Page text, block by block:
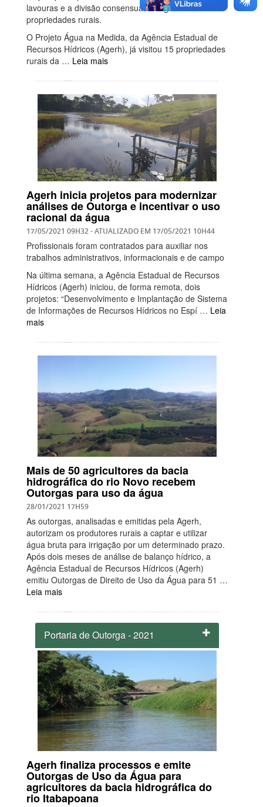
lavouras e a divisão consensual da água entre as
propriedades rurais.
O Projeto Água na Medida, da Agência Estadual de
Recursos Hídricos (Agerh), já visitou 15 propriedades
rurais da … Leia mais
Agerh inicia projetos para modernizar
análises de Outorga e incentivar o uso
racional da água
17/05/2021 09H32- ATUALIZADO EM 17/05/2021 10H44
Profissionais foram contratados para auxiliar nos
trabalhos administrativos, informacionais e de campo
Na última semana, a Agência Estadual de Recursos
Hídricos (Agerh) iniciou, de forma remota, dois
projetos: “Desenvolvimento e Implantação de Sistema
de Informações de Recursos Hídricos no Espí … Leia
mais
Mais de 50 agricultores da bacia
hidrográfica do rio Novo recebem
Outorgas para uso da água
28/01/2021 17H59
As outorgas, analisadas e emitidas pela Agerh,
autorizam os produtores rurais a captar e utilizar
água bruta para irrigação por um determinado prazo.
Após dois meses de análise de balanço hídrico, a
Agência Estadual de Recursos Hídricos (Agerh)
emitiu Outorgas de Direito de Uso da Água para 51 …
Leia mais
Portaria de Outorga - 2021
Agerh finaliza processos e emite
Outorgas de Uso da Água para
agricultores da bacia hidrográfica do
rio Itabapoana